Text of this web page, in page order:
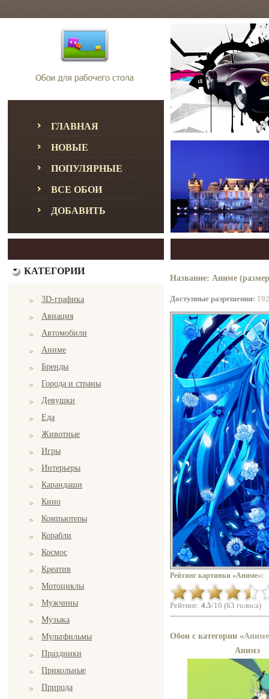
ГЛАВНАЯ
НОВЫЕ
ПОПУЛЯРНЫЕ
ВСЕ ОБОИ
ДОБАВИТЬ
КАТЕГОРИИ
3D-графика
Авиация
Автомобили
Аниме
Бренды
Города и страны
Девушки
Еда
Животные
Игры
Интерьеры
Карандаши
Кино
Компьютеры
Корабли
Космос
Креатив
Мотоциклы
Мужчины
Музыка
Мультфильмы
Праздники
Прикольные
Природа
Название: Аниме
Доступные разрешения:
Рейтинг картинки «Аниме»:
Рейтинг: 4.5/10 (63 голоса)
Обои с категории «Аниме
Анимэ